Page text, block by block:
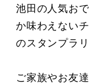
池田の人気お
か味わえない
のスタンプラリ
ご家族やお友